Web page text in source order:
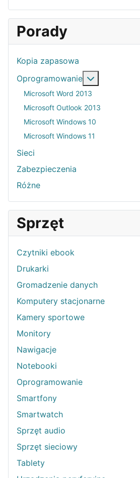
Porady
Kopia zapasowa
Oprogramowanie
Microsoft Word 2013
Microsoft Outlook 2013
Microsoft Windows 10
Microsoft Windows 11
Sieci
Zabezpieczenia
Różne
Sprzęt
Czytniki ebook
Drukarki
Gromadzenie danych
Komputery stacjonarne
Kamery sportowe
Monitory
Nawigacje
Notebooki
Oprogramowanie
Smartfony
Smartwatch
Sprzęt audio
Sprzęt sieciowy
Tablety